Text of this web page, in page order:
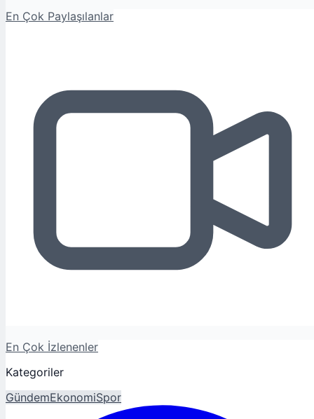
En Çok Paylaşılanlar
En Çok İzlenenler
Kategoriler
GündemEkonomiSpor